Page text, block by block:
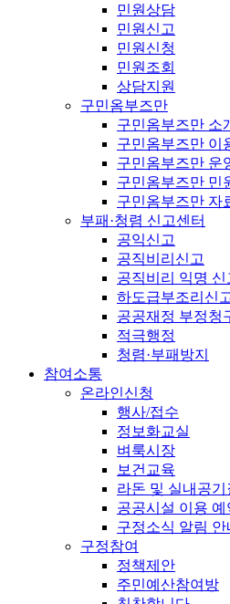
민원상담
민원신고
민원신청
민원조회
상담지원
구민옴부즈만
구민옴부즈만 소
구민옴부즈만 이
구민옴부즈만 운
구민옴부즈만 민
구민옴부즈만 자
부패·청렴 신고센터
공익신고
공직비리신고
공직비리 익명 신
하도급부조리신
공공재정 부정청
적극행정
청렴·부패방지
참여소통
온라인신청
행사/접수
정보화교실
벼룩시장
보건교육
라돈 및 실내공
공공시설 이용 예
구정소식 알림 안
구정참여
정책제안
주민예산참여방